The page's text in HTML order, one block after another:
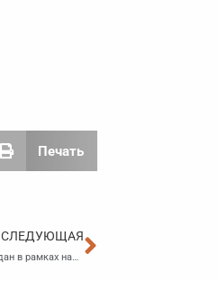
Печать
СЛЕДУЮЩАЯ
Утверждена программа бесплатного переобучения и дополнительного профобразования граждан в рамках нацпроекта «Кадры»